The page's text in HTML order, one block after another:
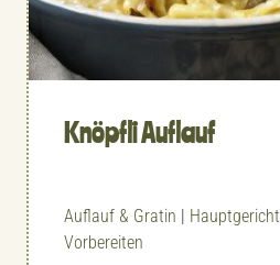
Knöpfli Auflauf
Auflauf & Gratin | Hauptgericht
Vorbereiten